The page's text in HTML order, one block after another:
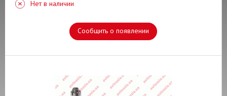
Нет в наличии
Сообщить о появлении